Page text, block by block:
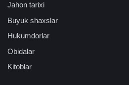
Jahon tarixi
Buyuk shaxslar
Hukumdorlar
Obidalar
Kitoblar